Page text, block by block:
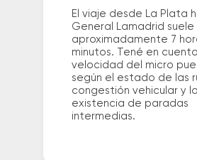
El viaje desde La Plata
General Lamadrid suele
aproximadamente 7
minutos. Tené en
velocidad del micro
según el estado de las
congestión vehicular y la
existencia de paradas
intermedias.